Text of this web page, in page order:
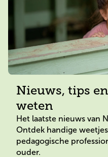
Nieuws, tips
weten
Het laatste nieuws van
Ontdek handige
pedagogische
ouder.